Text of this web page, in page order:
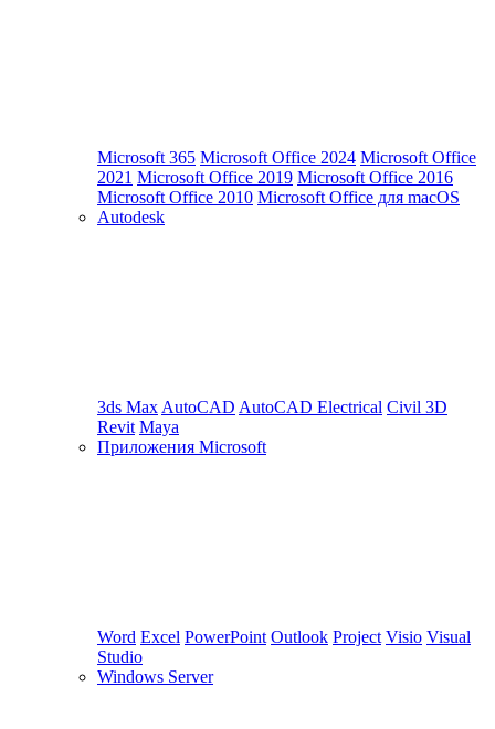
Microsoft 365 Microsoft Office 2024 Microsoft Office
2021 Microsoft Office 2019 Microsoft Office 2016
Microsoft Office 2010 Microsoft Office для macOS
Autodesk
3ds Max AutoCAD AutoCAD Electrical Civil 3D
Revit Maya
Приложения Microsoft
Word Excel PowerPoint Outlook Project Visio Visual
Studio
Windows Server